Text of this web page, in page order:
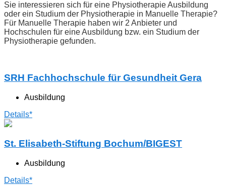
Sie interessieren sich für eine Physiotherapie Ausbildung
oder ein Studium der Physiotherapie in Manuelle Therapie?
Für Manuelle Therapie haben wir 2 Anbieter und
Hochschulen für eine Ausbildung bzw. ein Studium der
Physiotherapie gefunden.
SRH Fachhochschule für Gesundheit Gera
Ausbildung
Details*
St. Elisabeth-Stiftung Bochum/BIGEST
Ausbildung
Details*